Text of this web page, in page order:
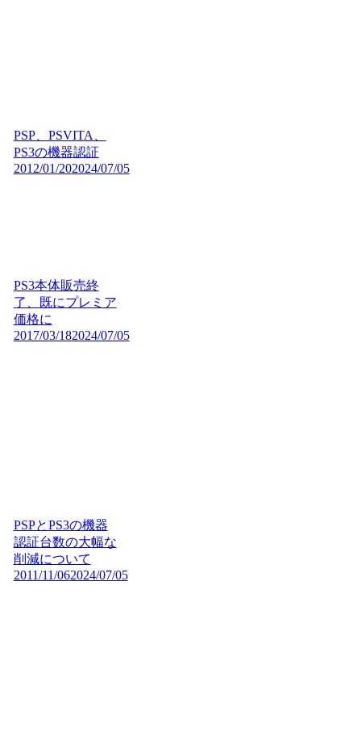
PSP、PSVITA、
PS3の機器認証
2012/01/202024/07/05
PS3本体販売終
了、既にプレミア
価格に
2017/03/182024/07/05
PSPとPS3の機器
認証台数の大幅な
削減について
2011/11/062024/07/05